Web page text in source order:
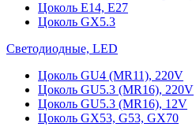
Цоколь E14, E27
Цоколь GX5.3
Светодиодные, LED
Цоколь GU4 (MR11), 220V
Цоколь GU5.3 (MR16), 220V
Цоколь GU5.3 (MR16), 12V
Цоколь GX53, G53, GX70